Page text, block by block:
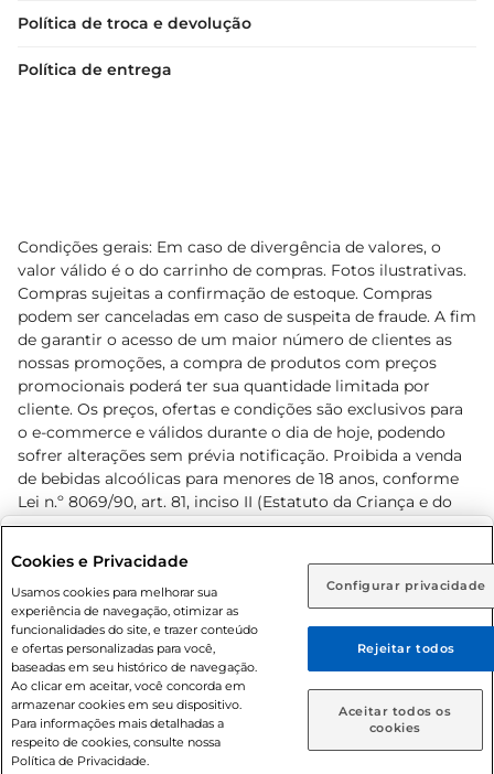
Rio de Janeiro (RJ) Goiás (GO)
Ou
Caso queira comprar online, informe como deseja receber
suas compras:
Entrega em casa Retire em Loja
Política de troca e devolução
Política de entrega
Condições gerais: Em caso de divergência de valores, o
valor válido é o do carrinho de compras. Fotos ilustrativas.
Compras sujeitas a confirmação de estoque. Compras
podem ser canceladas em caso de suspeita de fraude. A fim
de garantir o acesso de um maior número de clientes as
nossas promoções, a compra de produtos com preços
promocionais poderá ter sua quantidade limitada por
cliente. Os preços, ofertas e condições são exclusivos para
o e-commerce e válidos durante o dia de hoje, podendo
sofrer alterações sem prévia notificação. Proibida a venda
de bebidas alcoólicas para menores de 18 anos, conforme
Lei n.º 8069/90, art. 81, inciso II (Estatuto da Criança e do
Adolescente). Preços e condições exclusivos para o
prévio. O valor mínimo para as compras on-line é de R$
80,00.
© 2026 Copyright. Todos os direitos
reservados Prezunic.
Cookies e Privacidade
Usamos cookies para melhorar sua
experiência de navegação, otimizar as
funcionalidades do site, e trazer conteúdo
e ofertas personalizadas para você,
baseadas em seu histórico de navegação.
Ao clicar em aceitar, você concorda em
armazenar cookies em seu dispositivo.
Para informações mais detalhadas a
respeito de cookies, consulte nossa
Política de Privacidade.
Configurar privacidade
Rejeitar todos
Aceitar todos os
cookies